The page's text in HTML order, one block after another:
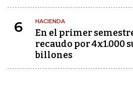
6 HACIENDA
En el primer
recaudo por 4x1.000
billones